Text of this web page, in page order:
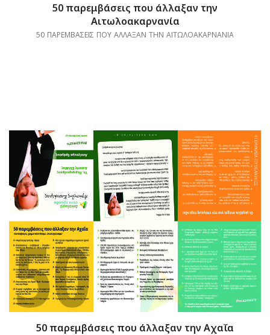
50 παρεμβάσεις που άλλαξαν την
Αιτωλοακαρνανία
50 ΠΑΡΕΜΒΑΣΕΙΣ ΠΟΥ ΑΛΛΑΞΑΝ ΤΗΝ ΑΙΤΩΛΟΑΚΑΡΝΑΝΙΑ
50 παρεμβάσεις που άλλαξαν την Αχαΐα